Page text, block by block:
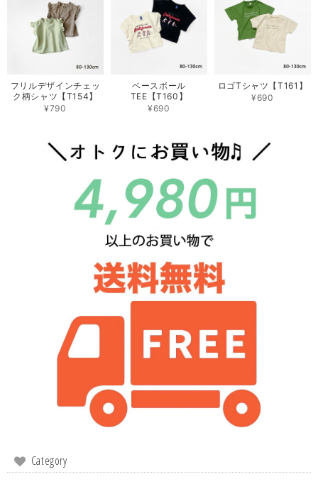
フリルデザインチェッ
ク柄シャツ【T154】
¥790
ベースボール
TEE【T160】
¥690
ロゴTシャツ【T161】
¥690
Category